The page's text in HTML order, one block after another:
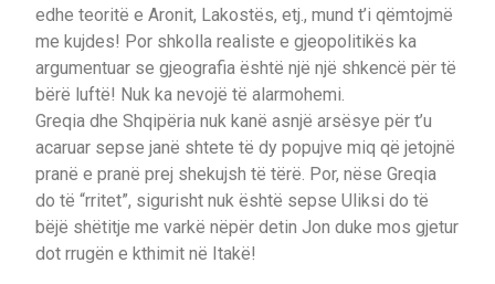
edhe teoritë e Aronit, Lakostës, etj., mund t’i qëmtojmë
me kujdes! Por shkolla realiste e gjeopolitikës ka
argumentuar se gjeografia është një një shkencë për të
bërë luftë! Nuk ka nevojë të alarmohemi.
Greqia dhe Shqipëria nuk kanë asnjë arsësye për t’u
acaruar sepse janë shtete të dy popujve miq që jetojnë
pranë e pranë prej shekujsh të tërë. Por, nëse Greqia
do të “rritet”, sigurisht nuk është sepse Uliksi do të
bëjë shëtitje me varkë nëpër detin Jon duke mos gjetur
dot rrugën e kthimit në Itakë!